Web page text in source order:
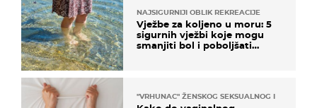
NAJSIGURNIJI OBLIK REKREACIJE
Vježbe za koljeno u moru: 5
sigurnih vježbi koje mogu
smanjiti bol i poboljšati
"VRHUNAC" ŽENSKOG SEKSUALNOG ISKUSTVA